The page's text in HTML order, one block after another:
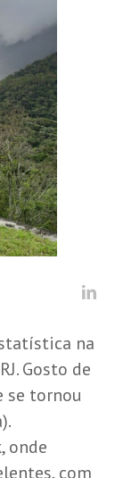
na
Gosto de
se tornou
onde
com